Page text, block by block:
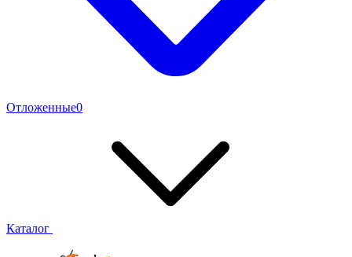
Отложенные0
Каталог